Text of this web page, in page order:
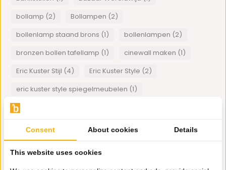
bollamp (2)
Bollampen (2)
bollenlamp staand brons (1)
bollenlampen (2)
bronzen bollen tafellamp (1)
cinewall maken (1)
Eric Kuster Stijl (4)
Eric Kuster Style (2)
eric kuster style spiegelmeubelen (1)
Hanglamp smoke glas (1)
Inspiratie Restaurants (1)
Japandi (1)
lamp met bollen (2)
lamp met bollen staand (1)
Consent About cookies Details
This website uses cookies